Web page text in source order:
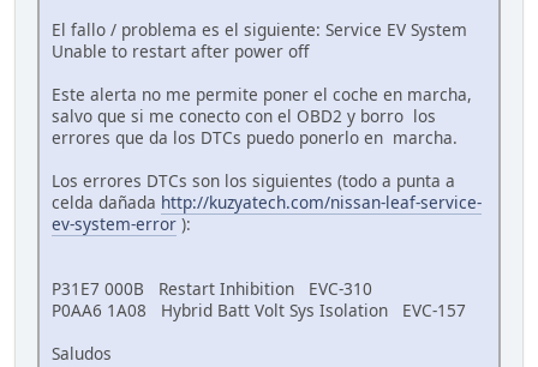
El fallo / problema es el siguiente: Service EV System
Unable to restart after power off
Este alerta no me permite poner el coche en marcha,
salvo que si me conecto con el OBD2 y borro los
errores que da los DTCs puedo ponerlo en marcha.
Los errores DTCs son los siguientes (todo a punta a
celda dañada http://kuzyatech.com/nissan-leaf-service-
ev-system-error ):
P31E7 000B Restart Inhibition EVC-310
P0AA6 1A08 Hybrid Batt Volt Sys Isolation EVC-157
Saludos